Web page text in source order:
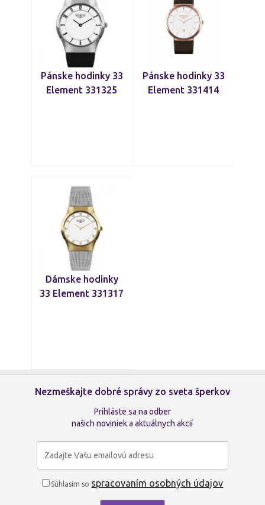
Pánske hodinky 33
Element 331325
Pánske hodinky 33
Element 331414
Dámske hodinky
33 Element 331317
Nezmeškajte dobré správy zo sveta šperkov
Prihláste sa na odber
našich noviniek a aktuálnych akcií
Súhlasím so spracovaním osobných údajov